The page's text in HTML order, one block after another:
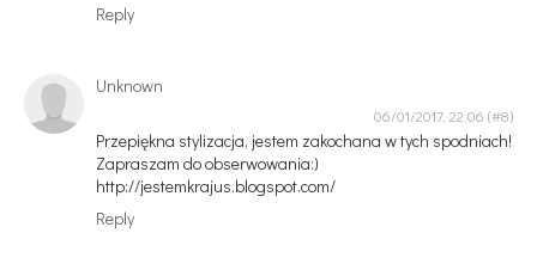
Reply
Unknown
06/01/2017, 22:06
Przepiękna stylizacja, jestem zakochana w tych spodniach!
Zapraszam do obserwowania:)
http://jestemkrajus.blogspot.com/
Reply